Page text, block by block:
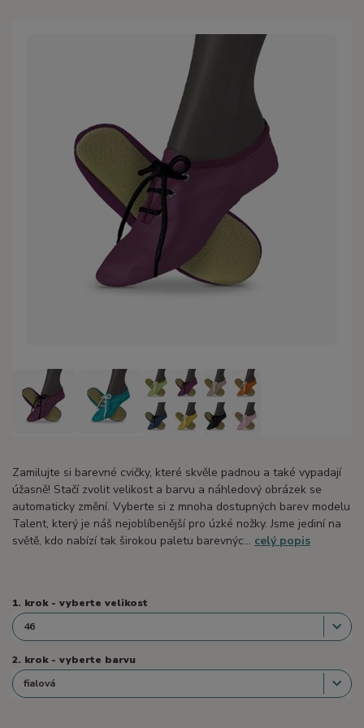
Zamilujte si barevné cvičky, které skvěle padnou a také vypadají
úžasně! Stačí zvolit velikost a barvu a náhledový obrázek se
automaticky změní. Vyberte si z mnoha dostupných barev modelu
Talent, který je náš nejoblíbenější pro úzké nožky. Jsme jediní na
světě, kdo nabízí tak širokou paletu barevnýc... celý popis
1. krok - vyberte velikost
2. krok - vyberte barvu